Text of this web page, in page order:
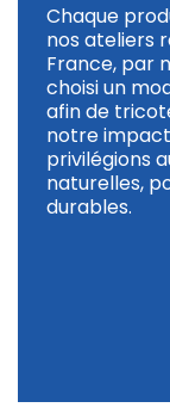
Chaque
nos ateliers
France, par
choisi un
afin de
notre
privilégions
naturelles,
durables.